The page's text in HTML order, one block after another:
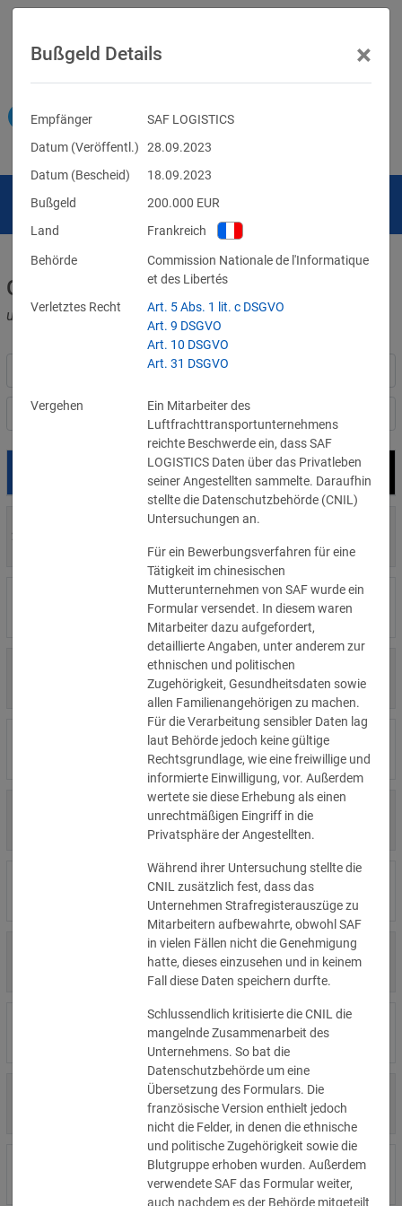
Geldbußen für DSGVO-Verstöße
und für Verletzungen anderer Datenschutzgesetze
Nach Land filtern
Empfänger
29.07.2026
700 €
»Details
1.715.600 €
»Details
Wind Tre
6.358 €
»Details
Privatperson
8.500 €
»Details
Wirtschaftsprüfungsgesellschaft
4.000 €
»Details
Η Μάθηση
15.000 €
»Details
Flamel
13.450 €
»Details
Civilstyrelsen
1.150 €
»Details
Wohnungseigentümergemeinsch
aft
1.000 €
»Details
Studio-Betreiber
5.200 €
»Details
Nichtregierungsorganisation
Bußgeld Details ×
Empfänger
SAF LOGISTICS
Datum (Veröffentl.)
28.09.2023
Datum (Bescheid)
18.09.2023
Bußgeld
200.000 EUR
Land
Frankreich
Behörde
Commission Nationale de l'Informatique
et des Libertés
Verletztes Recht
Art. 5 Abs. 1 lit. c DSGVO
Art. 9 DSGVO
Art. 10 DSGVO
Art. 31 DSGVO
Vergehen
Ein Mitarbeiter des
Luftfrachttransportunternehmens
reichte Beschwerde ein, dass SAF
LOGISTICS Daten über das Privatleben
seiner Angestellten sammelte. Daraufhin
stellte die Datenschutzbehörde (CNIL)
Untersuchungen an.
Für ein Bewerbungsverfahren für eine
Tätigkeit im chinesischen
Mutterunternehmen von SAF wurde ein
Formular versendet. In diesem waren
Mitarbeiter dazu aufgefordert,
detaillierte Angaben, unter anderem zur
ethnischen und politischen
Zugehörigkeit, Gesundheitsdaten sowie
allen Familienangehörigen zu machen.
Für die Verarbeitung sensibler Daten lag
laut Behörde jedoch keine gültige
Rechtsgrundlage, wie eine freiwillige und
informierte Einwilligung, vor. Außerdem
wertete sie diese Erhebung als einen
unrechtmäßigen Eingriff in die
Privatsphäre der Angestellten.
Während ihrer Untersuchung stellte die
CNIL zusätzlich fest, dass das
Unternehmen Strafregisterauszüge zu
Mitarbeitern aufbewahrte, obwohl SAF
in vielen Fällen nicht die Genehmigung
hatte, dieses einzusehen und in keinem
Fall diese Daten speichern durfte.
Schlussendlich kritisierte die CNIL die
mangelnde Zusammenarbeit des
Unternehmens. So bat die
Datenschutzbehörde um eine
Übersetzung des Formulars. Die
französische Version enthielt jedoch
nicht die Felder, in denen die ethnische
und politische Zugehörigkeit sowie die
Blutgruppe erhoben wurden. Außerdem
verwendete SAF das Formular weiter,
auch nachdem es der Behörde mitgeteilt